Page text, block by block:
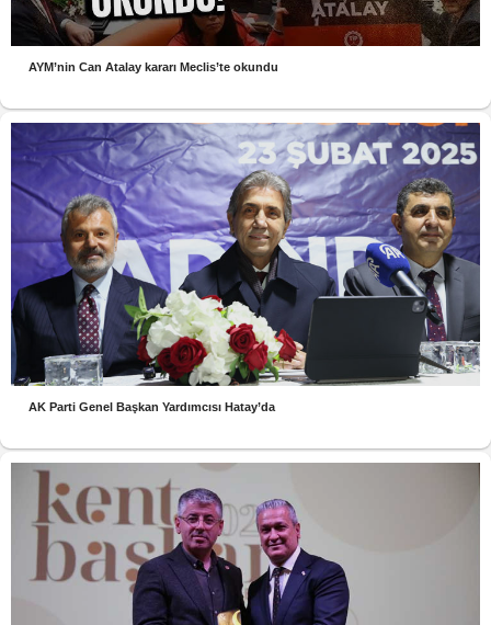
AYM’nin Can Atalay kararı Meclis’te okundu
AK Parti Genel Başkan Yardımcısı Hatay’da